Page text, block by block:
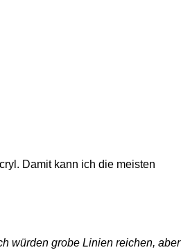
Damit kann ich die meisten
würden grobe Linien reichen, aber